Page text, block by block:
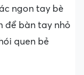
ngon tay bè
để bàn tay nhỏ
quen bẻ